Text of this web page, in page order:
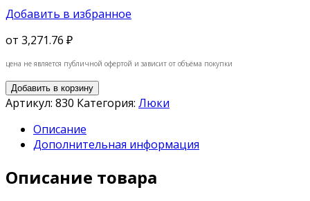
Добавить в избранное
от 3,271.76 ₽
цена не является публичной офертой и зависит от объёма покупки
Добавить в корзину
Артикул: 830 Категория: Люки
Описание
Дополнительная информация
Описание товара